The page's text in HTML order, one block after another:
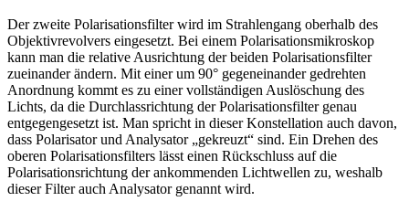
Der zweite Polarisationsfilter wird im Strahlengang oberhalb des
Objektivrevolvers eingesetzt. Bei einem Polarisationsmikroskop
kann man die relative Ausrichtung der beiden Polarisationsfilter
zueinander ändern. Mit einer um 90° gegeneinander gedrehten
Anordnung kommt es zu einer vollständigen Auslöschung des
Lichts, da die Durchlassrichtung der Polarisationsfilter genau
entgegengesetzt ist. Man spricht in dieser Konstellation auch davon,
dass Polarisator und Analysator „gekreuzt“ sind. Ein Drehen des
oberen Polarisationsfilters lässt einen Rückschluss auf die
Polarisationsrichtung der ankommenden Lichtwellen zu, weshalb
dieser Filter auch Analysator genannt wird.